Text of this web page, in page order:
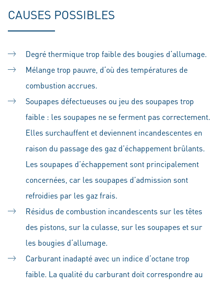
CAUSES POSSIBLES
Degré thermique trop faible des bougies d‘allumage.
Mélange trop pauvre, d‘où des températures de
combustion accrues.
Soupapes défectueuses ou jeu des soupapes trop
faible : les soupapes ne se ferment pas correctement.
Elles surchauffent et deviennent incandescentes en
raison du passage des gaz d’échappement brûlants.
Les soupapes d’échappement sont principalement
concernées, car les soupapes d’admission sont
refroidies par les gaz frais.
Résidus de combustion incandescents sur les têtes
des pistons, sur la culasse, sur les soupapes et sur
les bougies d‘allumage.
Carburant inadapté avec un indice d‘octane trop
faible. La qualité du carburant doit correspondre au